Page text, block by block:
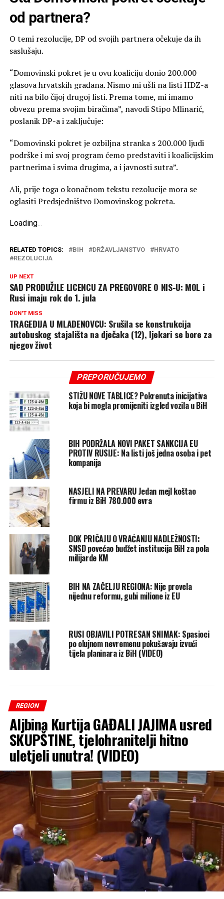
od partnera?
O temi rezolucije, DP od svojih partnera očekuje da ih
saslušaju.
“Domovinski pokret je u ovu koaliciju donio 200.000
glasova hrvatskih građana. Nismo mi ušli na listi HDZ-a
niti na bilo čijoj drugoj listi. Prema tome, mi imamo
obvezu prema svojim biračima”, navodi Stipo Mlinarić,
poslanik DP-a i zaključuje:
“Domovinski pokret je ozbiljna stranka s 200.000 ljudi
podrške i mi svoj program ćemo predstaviti i koalicijskim
partnerima i svima drugima, a i javnosti sutra”.
Ali, prije toga o konačnom tekstu rezolucije mora se
oglasiti Predsjedništvo Domovinskog pokreta.
Loading.
RELATED TOPICS: BIH DRŽAVLJANSTVO
HRVATO
REZOLUCIJA
UP NEXT
SAD PRODUŽILE LICENCU ZA PREGOVORE O NIS-U: MOL i
Rusi imaju rok do 1. jula
DON'T MISS
TRAGEDIJA U MLADENOVCU: Srušila se konstrukcija
autobuskog stajališta na dječaka (12), ljekari se bore za
njegov život
PREPORUČUJEMO
STIŽU NOVE TABLICE? Pokrenuta inicijativa
koja bi mogla promijeniti izgled vozila u BiH
BIH PODRŽALA NOVI PAKET SANKCIJA EU
PROTIV RUSIJE: Na listi još jedna osoba i pet
kompanija
NASJELI NA PREVARU Jedan mejl koštao
firmu iz BiH 780.000 evra
DOK PRIČAJU O VRAĆANJU NADLEŽNOSTI:
SNSD povećao budžet institucija BiH za pola
milijarde KM
BIH NA ZAČELJU REGIONA: Nije provela
nijednu reformu, gubi milione iz EU
RUSI OBJAVILI POTRESAN SNIMAK: Spasioci
po olujnom nevremenu pokušavaju izvući
tijela planinara iz BiH (VIDEO)
REGION
Aljbina Kurtija GAĐALI JAJIMA usred
SKUPŠTINE, tjelohranitelji hitno
uletjeli unutra! (VIDEO)